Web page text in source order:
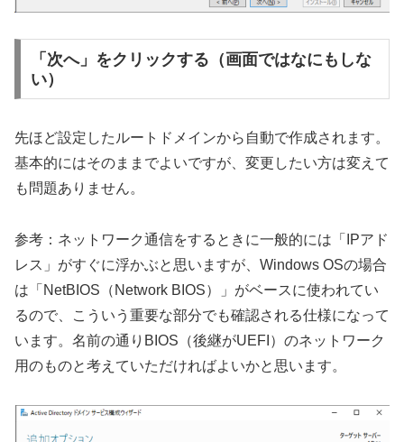
「次へ」をクリックする（画面ではなにもしな
い）
先ほど設定したルートドメインから自動で作成されます。
基本的にはそのままでよいですが、変更したい方は変えて
も問題ありません。
参考：ネットワーク通信をするときに一般的には「IPアド
レス」がすぐに浮かぶと思いますが、Windows OSの場合
は「NetBIOS（Network BIOS）」がベースに使われてい
るので、こういう重要な部分でも確認される仕様になって
います。名前の通りBIOS（後継がUEFI）のネットワーク
用のものと考えていただければよいかと思います。